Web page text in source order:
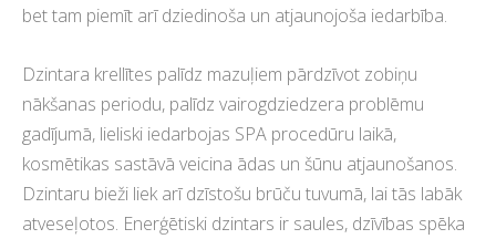
bet tam piemīt arī dziedinoša un atjaunojoša iedarbība.
Dzintara krellītes palīdz mazuļiem pārdzīvot zobiņu
nākšanas periodu, palīdz vairogdziedzera problēmu
gadījumā, lieliski iedarbojas SPA procedūru laikā,
kosmētikas sastāvā veicina ādas un šūnu atjaunošanos.
Dzintaru bieži liek arī dzīstošu brūču tuvumā, lai tās labāk
atveseļotos. Enerģētiski dzintars ir saules, dzīvības spēka